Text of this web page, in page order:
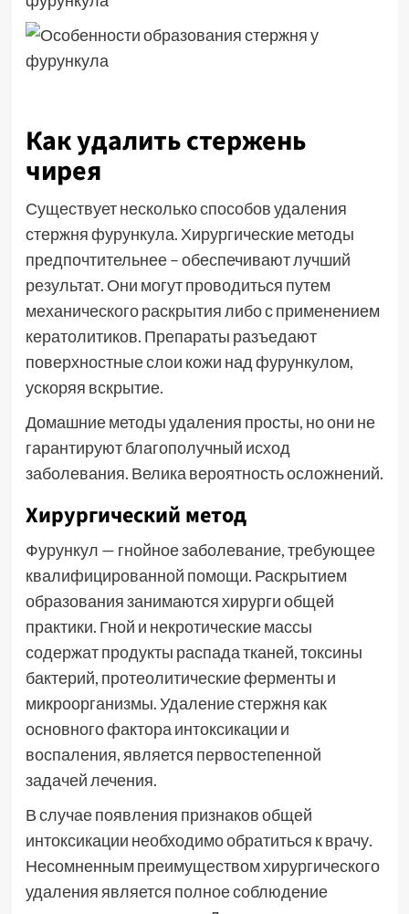
Как удалить стержень
чирея
Существует несколько способов удаления
стержня фурункула. Хирургические методы
предпочтительнее – обеспечивают лучший
результат. Они могут проводиться путем
механического раскрытия либо с применением
кератолитиков. Препараты разъедают
поверхностные слои кожи над фурункулом,
ускоряя вскрытие.
Домашние методы удаления просты, но они не
гарантируют благополучный исход
заболевания. Велика вероятность осложнений.
Хирургический метод
Фурункул — гнойное заболевание, требующее
квалифицированной помощи. Раскрытием
образования занимаются хирурги общей
практики. Гной и некротические массы
содержат продукты распада тканей, токсины
бактерий, протеолитические ферменты и
микроорганизмы. Удаление стержня как
основного фактора интоксикации и
воспаления, является первостепенной
задачей лечения.
В случае появления признаков общей
интоксикации необходимо обратиться к врачу.
Несомненным преимуществом хирургического
удаления является полное соблюдение